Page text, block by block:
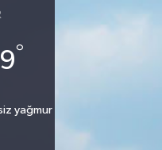
9°
yağmur